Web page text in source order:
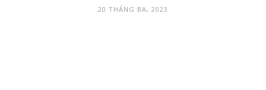
20 THÁNG BA, 2023